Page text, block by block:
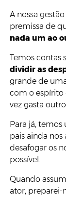
A nossa
premissa de
nada um ao
Temos contas
dividir as
grande de
com o espírito
vez gasta
Para já,
pais ainda
desafogar os
possível.
Quando
ator, preparei-